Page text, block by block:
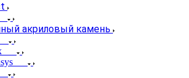
акриловый камень